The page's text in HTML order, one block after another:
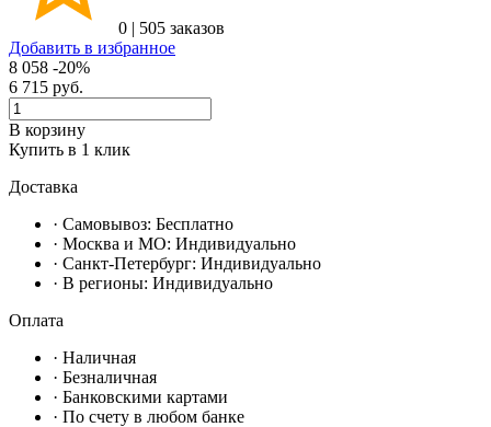
0 | 505 заказов
Добавить в избранное
8 058 -20%
6 715 руб.
В корзину
Купить в 1 клик
Доставка
· Самовывоз: Бесплатно
· Москвa и МО: Индивидуально
· Санкт-Петербург: Индивидуально
· В регионы: Индивидуально
Оплата
· Наличная
· Безналичная
· Банковскими картами
· По счету в любом банке